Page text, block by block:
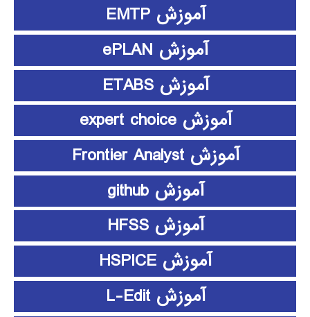
آموزش EMTP
آموزش ePLAN
آموزش ETABS
آموزش expert choice
آموزش Frontier Analyst
آموزش github
آموزش HFSS
آموزش HSPICE
آموزش L-Edit